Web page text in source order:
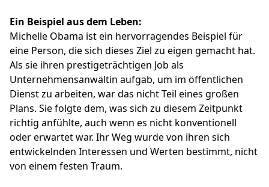
Ein Beispiel aus dem Leben:
Michelle Obama ist ein hervorragendes Beispiel für
eine Person, die sich dieses Ziel zu eigen gemacht hat.
Als sie ihren prestigeträchtigen Job als
Unternehmensanwältin aufgab, um im öffentlichen
Dienst zu arbeiten, war das nicht Teil eines großen
Plans. Sie folgte dem, was sich zu diesem Zeitpunkt
richtig anfühlte, auch wenn es nicht konventionell
oder erwartet war. Ihr Weg wurde von ihren sich
entwickelnden Interessen und Werten bestimmt, nicht
von einem festen Traum.